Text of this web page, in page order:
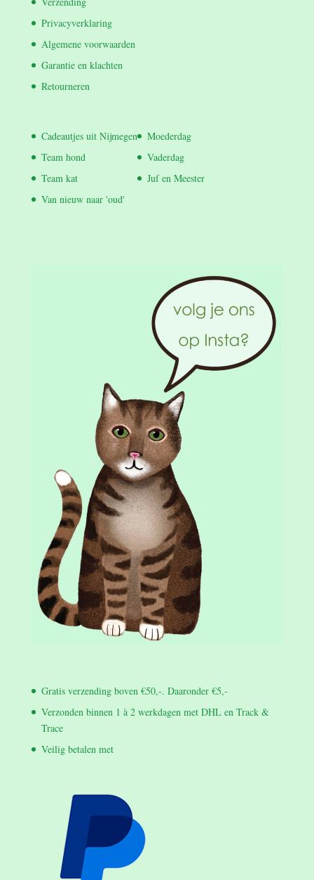
Privacyverklaring
Algemene voorwaarden
Garantie en klachten
Retourneren
Cadeautjes uit Nijmegen
Team hond
Team kat
Van nieuw naar 'oud'
Moederdag
Vaderdag
Juf en Meester
Gratis verzending boven €50,-. Daaronder €5,-
Verzonden binnen 1 à 2 werkdagen met DHL en Track &
Trace
Veilig betalen met